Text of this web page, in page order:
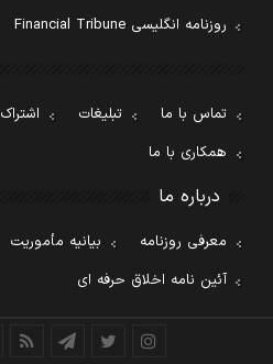
روزنامه انگلیسی Financial Tribune
تماس با ما تبلیغات اشتراک
همکاری با ما
درباره ما
معرفی روزنامه
بیانیه مأموریت
آئین نامه اخلاق حرفه ای